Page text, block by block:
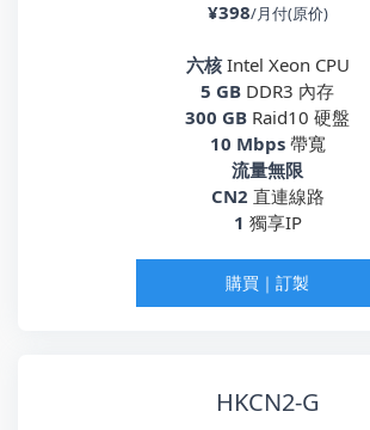
¥398/月付(原价)
六核Intel Xeon CPU
5 GB DDR3 內存
300 GB Raid10 硬盤
10 Mbps 帶寬
流量無限
CN2 直連線路
1 獨享IP
購買｜訂製
HKCN2-G